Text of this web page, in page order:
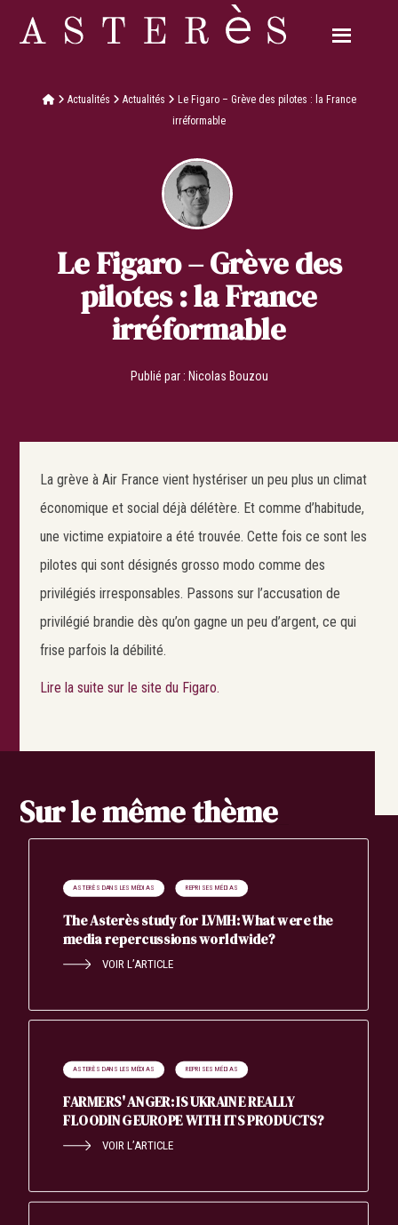
Actualités Actualités
Le Figaro – Grève des pilotes : la France
irréformable
Le Figaro – Grève des
pilotes : la France
irréformable
Publié par : Nicolas Bouzou
La grève à Air France vient hystériser un peu plus un climat
économique et social déjà délétère. Et comme d’habitude,
une victime expiatoire a été trouvée. Cette fois ce sont les
pilotes qui sont désignés grosso modo comme des
privilégiés irresponsables. Passons sur l’accusation de
privilégié brandie dès qu’on gagne un peu d’argent, ce qui
frise parfois la débilité.
Lire la suite sur le site du Figaro.
Sur le même thème
ASTERÈS DANS LES MÉDIAS REPRISES MÉDIAS
The Asterès study for LVMH: What were the
media repercussions worldwide?
VOIR L’ARTICLE
ASTERÈS DANS LES MÉDIAS REPRISES MÉDIAS
FARMERS' ANGER: IS UKRAINE REALLY
FLOODING EUROPE WITH ITS PRODUCTS?
VOIR L’ARTICLE
Search